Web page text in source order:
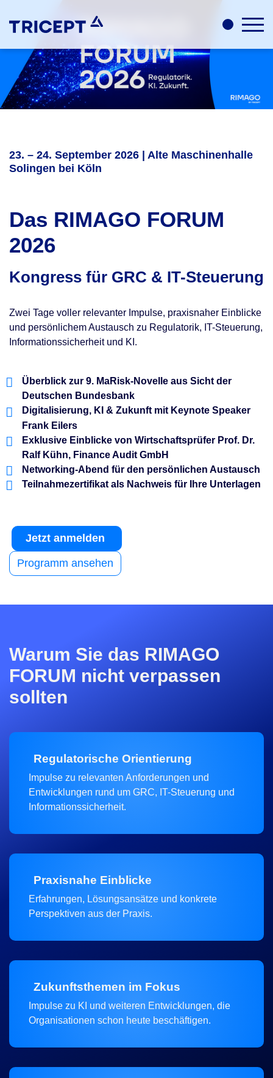
23. – 24. September 2026 | Alte Maschinenhalle
Solingen bei Köln
Das RIMAGO FORUM
2026
Kongress für GRC & IT-Steuerung
Zwei Tage voller relevanter Impulse, praxisnaher Einblicke
und persönlichem Austausch zu Regulatorik, IT-Steuerung,
Informationssicherheit und KI.
Überblick zur 9. MaRisk-Novelle aus Sicht der
Deutschen Bundesbank
Digitalisierung, KI & Zukunft mit Keynote Speaker
Frank Eilers
Exklusive Einblicke von Wirtschaftsprüfer Prof. Dr.
Ralf Kühn, Finance Audit GmbH
Networking-Abend für den persönlichen Austausch
Teilnahmezertifikat als Nachweis für Ihre Unterlagen
Jetzt anmelden
Programm ansehen
Warum Sie das RIMAGO
FORUM nicht verpassen
sollten
Regulatorische Orientierung
Impulse zu relevanten Anforderungen und
Entwicklungen rund um GRC, IT-Steuerung und
Informationssicherheit.
Praxisnahe Einblicke
Erfahrungen, Lösungsansätze und konkrete
Perspektiven aus der Praxis.
Zukunftsthemen im Fokus
Impulse zu KI und weiteren Entwicklungen, die
Organisationen schon heute beschäftigen.